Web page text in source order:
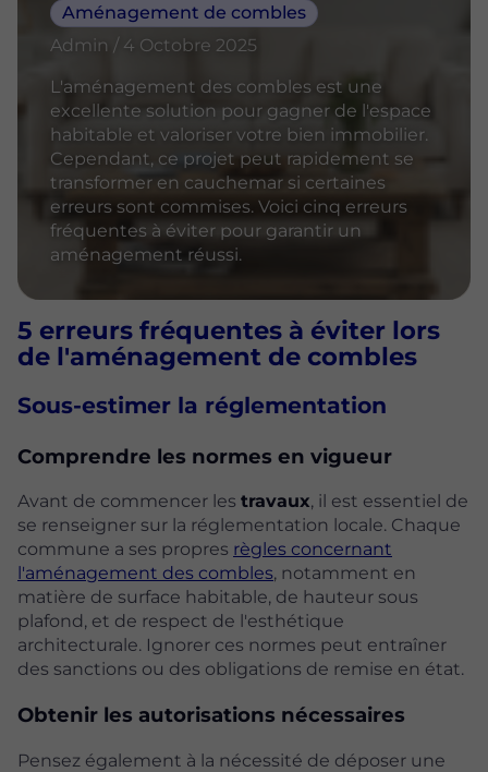
Aménagement de combles
Admin / 4 Octobre 2025
L'aménagement des combles est une
excellente solution pour gagner de l'espace
habitable et valoriser votre bien immobilier.
Cependant, ce projet peut rapidement se
transformer en cauchemar si certaines
erreurs sont commises. Voici cinq erreurs
fréquentes à éviter pour garantir un
aménagement réussi.
5 erreurs fréquentes à éviter lors
de l'aménagement de combles
Sous-estimer la réglementation
Comprendre les normes en vigueur
Avant de commencer les travaux, il est essentiel de
se renseigner sur la réglementation locale. Chaque
commune a ses propres règles concernant
l'aménagement des combles, notamment en
matière de surface habitable, de hauteur sous
plafond, et de respect de l'esthétique
architecturale. Ignorer ces normes peut entraîner
des sanctions ou des obligations de remise en état.
Obtenir les autorisations nécessaires
Pensez également à la nécessité de déposer une